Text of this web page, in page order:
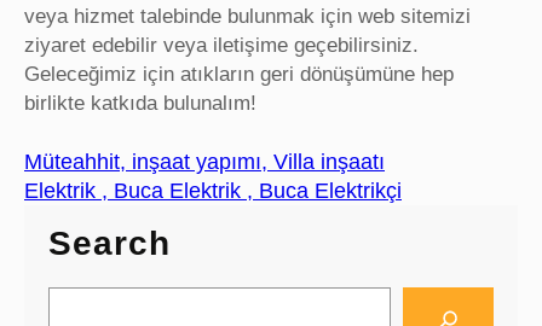
veya hizmet talebinde bulunmak için web sitemizi
ziyaret edebilir veya iletişime geçebilirsiniz.
Geleceğimiz için atıkların geri dönüşümüne hep
birlikte katkıda bulunalım!
Müteahhit, inşaat yapımı, Villa inşaatı
Elektrik , Buca Elektrik , Buca Elektrikçi
Search